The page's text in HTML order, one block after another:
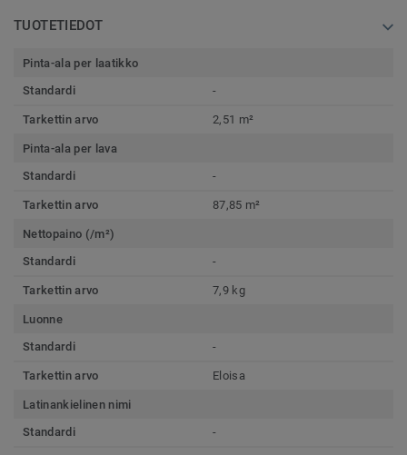
TUOTETIEDOT
Pinta-ala per laatikko
Standardi
-
Tarkettin arvo 2,51 m²
Pinta-ala per lava
Standardi
-
Tarkettin arvo 87,85 m²
Nettopaino (/m²)
Standardi
-
Tarkettin arvo 7,9 kg
Luonne
Standardi
-
Tarkettin arvo Eloisa
Latinankielinen nimi
Standardi
-